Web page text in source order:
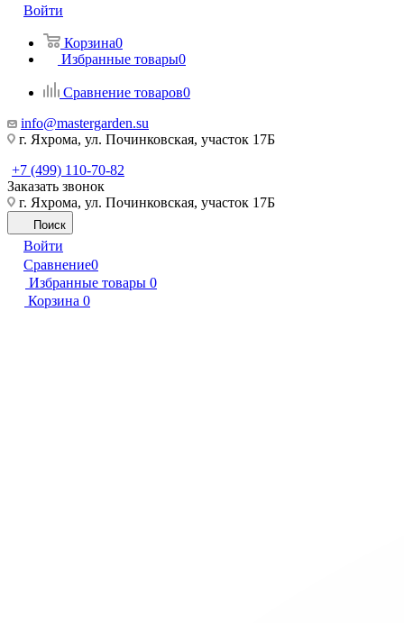
Войти
Корзина0
Избранные товары0
Сравнение товаров0
info@mastergarden.su
г. Яхрома, ул. Починковская, участок 17Б
+7 (499) 110-70-82
Заказать звонок
г. Яхрома, ул. Починковская, участок 17Б
Поиск
Войти
Сравнение0
Избранные товары 0
Корзина 0